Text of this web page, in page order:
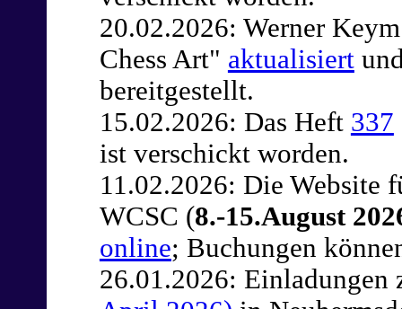
20.02.2026: Werner
Chess Art" aktualisiert
bereitgestellt.
15.02.2026: Das Heft 337
ist verschickt worden.
11.02.2026: Die Website
WCSC (8.-15.August
online; Buchungen
26.01.2026: Einladungen